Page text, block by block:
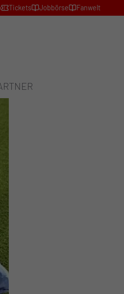
Tickets Jobbörse Fanwelt